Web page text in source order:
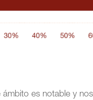
ámbito es notable y